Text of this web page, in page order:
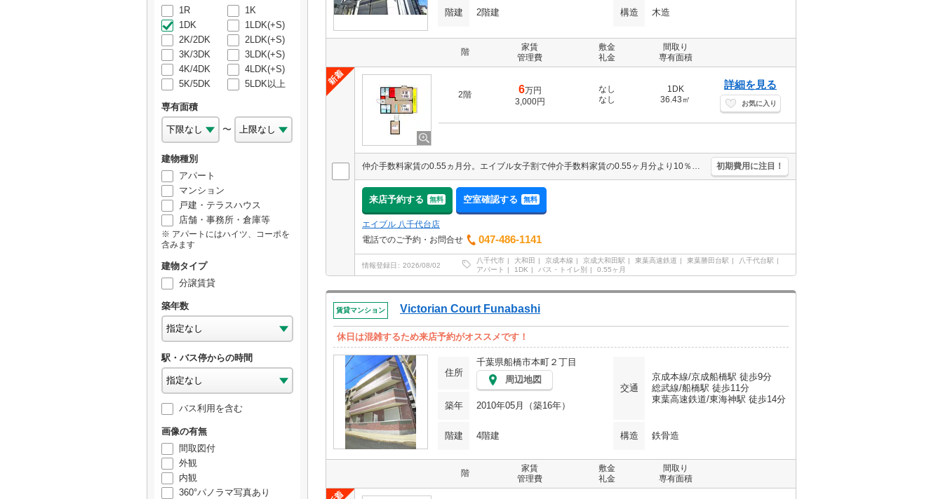
1R
1K
1DK
1LDK(+S)
2K/2DK
2LDK(+S)
3K/3DK
3LDK(+S)
4K/4DK
4LDK(+S)
5K/5DK
5LDK以上
専有面積
〜
建物種別
アパート
マンション
戸建・テラスハウス
店舗・事務所・倉庫等
アパートにはハイツ、コーポを
含みます
建物タイプ
分譲賃貸
築年数
駅・バス停からの時間
バス利用を含む
画像の有無
間取図付
外観
内観
360°パノラマ写真あり
階建 2階建 構造 木造
階
家賃
管理費
敷金
礼金
間取り
専有面積
2階 6万円
3,000円
なし
なし
1DK
36.43㎡
詳細を見る
お気に入り
仲介手数料家賃の0.55ヵ月分。エイブル女子割で仲介手数料家賃の0.55ヶ月分より10％ＯＦＦ。オンライン内見相談可。閑静な住宅街。あなたの新生活応援します！。住環境、あなたの目でお確かめください。 初期費用に注目！
来店予約する 無料 空室確認する 無料
エイブル 八千代台店
電話でのご予約・お問合せ
047-486-1141
情報登録日 2026/08/02
八千代市 大和田 京成本線 京成大和田駅 東葉高速鉄道 東葉勝田台駅
八千代台駅
アパート
1DK バス・トイレ別 0.55ヶ月
賃貸マンション Victorian Court Funabashi
休日は混雑するため来店予約がオススメです！
住所
千葉県船橋市本町２丁目
周辺地図
交通
京成本線/京成船橋駅 徒歩9分
総武線/船橋駅 徒歩11分
東葉高速鉄道/東海神駅 徒歩14分
築年 2010年05月（築16年）
階建 4階建 構造 鉄骨造
階
家賃
管理費
敷金
礼金
間取り
専有面積